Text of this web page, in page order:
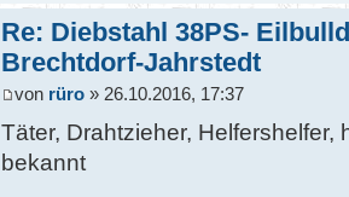
Re: Diebstahl 38PS-
Brechtdorf-Jahrstedt
von rüro » 26.10.2016, 17:37
Täter, Drahtzieher,
bekannt